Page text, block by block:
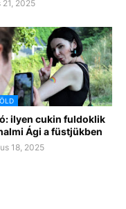
21, 2025
ilyen cukin fuldoklik
Ági a füstjükben
18, 2025